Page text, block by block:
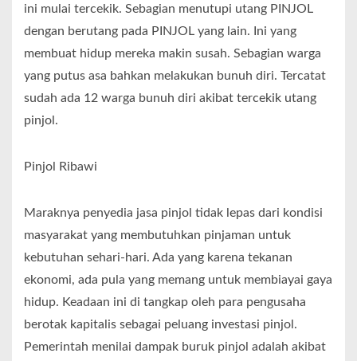
ini mulai tercekik. Sebagian menutupi utang PINJOL
dengan berutang pada PINJOL yang lain. Ini yang
membuat hidup mereka makin susah. Sebagian warga
yang putus asa bahkan melakukan bunuh diri. Tercatat
sudah ada 12 warga bunuh diri akibat tercekik utang
pinjol.
Pinjol Ribawi
Maraknya penyedia jasa pinjol tidak lepas dari kondisi
masyarakat yang membutuhkan pinjaman untuk
kebutuhan sehari-hari. Ada yang karena tekanan
ekonomi, ada pula yang memang untuk membiayai gaya
hidup. Keadaan ini di tangkap oleh para pengusaha
berotak kapitalis sebagai peluang investasi pinjol.
Pemerintah menilai dampak buruk pinjol adalah akibat